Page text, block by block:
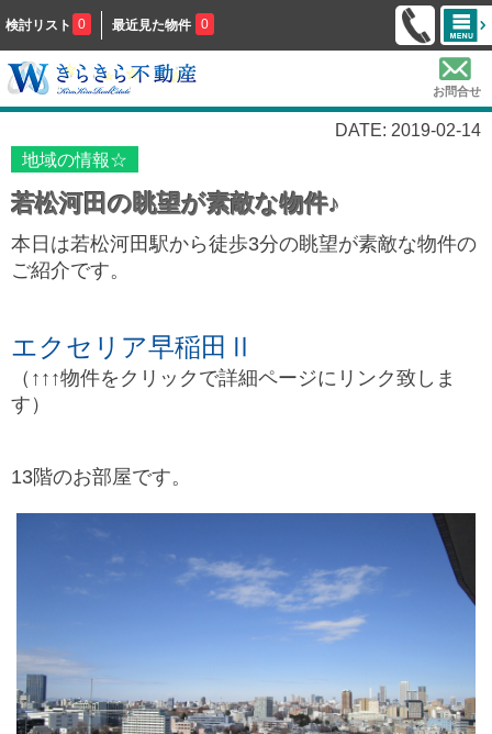
検討リスト 0 最近見た物件 0
お問合せ
DATE: 2019-02-14
地域の情報☆
若松河田の眺望が素敵な物件♪
本日は若松河田駅から徒歩3分の眺望が素敵な物件の
ご紹介です。
エクセリア早稲田Ⅱ
（↑↑↑物件をクリックで詳細ページにリンク致しま
す）
13階のお部屋です。